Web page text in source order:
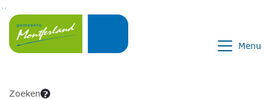
Ga naar de inhoud van deze pagina
Ga naar het zoeken
Ga naar het menu
Menu
Zoeken